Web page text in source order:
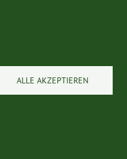
ALLE AKZEPTIEREN